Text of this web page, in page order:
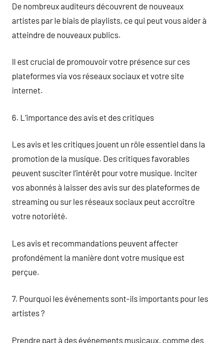
De nombreux auditeurs découvrent de nouveaux
artistes par le biais de playlists, ce qui peut vous aider à
atteindre de nouveaux publics.
Il est crucial de promouvoir votre présence sur ces
plateformes via vos réseaux sociaux et votre site
internet.
6. L’importance des avis et des critiques
Les avis et les critiques jouent un rôle essentiel dans la
promotion de la musique. Des critiques favorables
peuvent susciter l’intérêt pour votre musique. Inciter
vos abonnés à laisser des avis sur des plateformes de
streaming ou sur les réseaux sociaux peut accroître
votre notoriété.
Les avis et recommandations peuvent affecter
profondément la manière dont votre musique est
perçue.
7. Pourquoi les événements sont-ils importants pour les
artistes ?
Prendre part à des événements musicaux, comme des